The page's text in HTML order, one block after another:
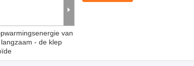
van
- de klep